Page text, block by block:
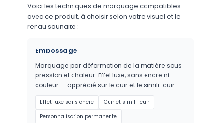
Voici les techniques de marquage compatibles
avec ce produit, à choisir selon votre visuel et le
rendu souhaité :
Embossage
Marquage par déformation de la matière sous
pression et chaleur. Effet luxe, sans encre ni
couleur — apprécié sur le cuir et le simili-cuir.
Effet luxe sans encre
Cuir et simili-cuir
Personnalisation permanente